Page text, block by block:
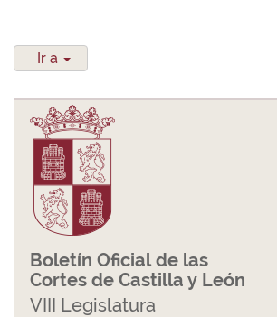
Ir a
Boletín Oficial de las
Cortes de Castilla y León
VIII Legislatura